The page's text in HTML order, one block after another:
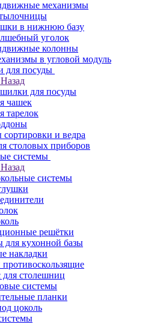
механизмы
в нижнюю базу
уголок
колонны
в угловой модуль
для посуды
Назад
для посуды
чашек
тарелок
и ведра
столовых приборов
системы
Назад
системы
решётки
кухонной базы
накладки
столешниц
системы
планки
цоколь